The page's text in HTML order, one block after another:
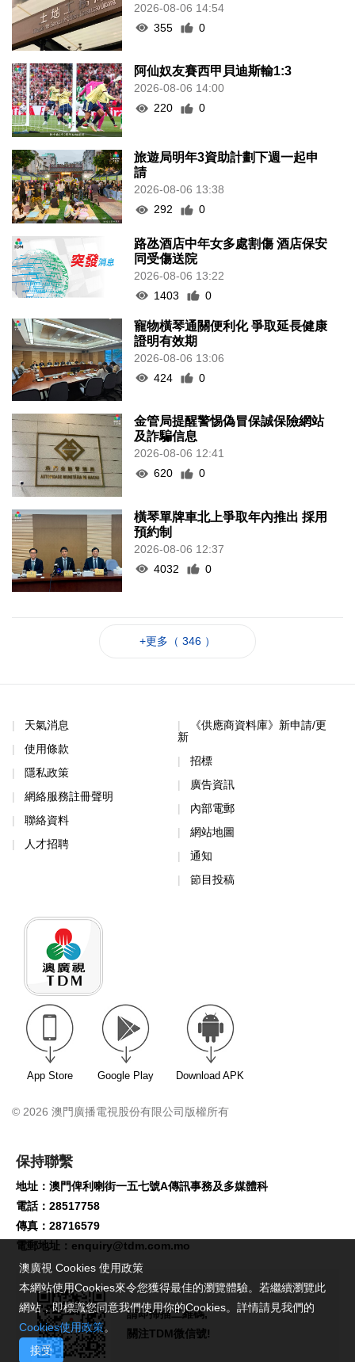
2026-08-06 14:54
355
0
阿仙奴友賽西甲貝迪斯輸1:3
2026-08-06 14:00
220
0
旅遊局明年3資助計劃下週一起申
請
2026-08-06 13:38
292
0
路氹酒店中年女多處割傷 酒店保安
同受傷送院
2026-08-06 13:22
1403
0
寵物橫琴通關便利化 爭取延長健康
證明有效期
2026-08-06 13:06
424
0
金管局提醒警惕偽冒保誠保險網站
及詐騙信息
2026-08-06 12:41
620
0
橫琴單牌車北上爭取年內推出 採用
預約制
2026-08-06 12:37
4032
0
+更多（ 346 ）
天氣消息
使用條款
隱私政策
網絡服務註冊聲明
聯絡資料
人才招聘
《供應商資料庫》新申請/更
新
招標
廣告資訊
內部電郵
網站地圖
通知
節目投稿
App Store Google Play Download APK
© 2026 澳門廣播電視股份有限公司版權所有
保持聯繫
地址：澳門俾利喇街一五七號A傳訊事務及多媒體科
電話：28517758
傳真：28716579
電郵地址： enquiry@tdm.com.mo
請即掃描二維碼,
關注TDM微信號!
澳廣視 Cookies 使用政策
本網站使用Cookies來令您獲得最佳的瀏覽體驗。若繼續瀏覽此
網站，即標識您同意我們使用你的Cookies。詳情請見我們的
Cookies使用政策。
接受